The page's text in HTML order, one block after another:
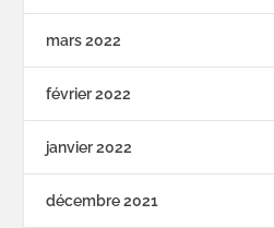
mars 2022
février 2022
janvier 2022
décembre 2021